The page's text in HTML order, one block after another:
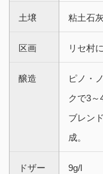
土壌 粘土石
区画 リセ村
醸造
ピノ・
クで3
ブレン
成。
ドザー
9g/l